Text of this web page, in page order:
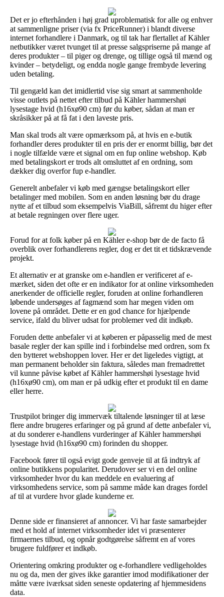
Det er jo efterhånden i høj grad uproblematisk for alle og enhver
at sammenligne priser (via fx PriceRunner) i blandt diverse
internet forhandlere i Danmark, og til tak har flertallet af Kähler
netbutikker været tvunget til at presse salgspriserne på mange af
deres produkter – til piger og drenge, og tillige også til mænd og
kvinder – betydeligt, og endda nogle gange frembyde levering
uden betaling.
Til gengæld kan det imidlertid vise sig smart at sammenholde
visse outlets på nettet efter tilbud på Kähler hammershøi
lysestage hvid (h16xø90 cm) før du køber, sådan at man er
skråsikker på at få fat i den laveste pris.
Man skal trods alt være opmærksom på, at hvis en e-butik
forhandler deres produkter til en pris der er enormt billig, bør det
i nogle tilfælde være et signal om en fup online webshop. Køb
med betalingskort er trods alt omsluttet af en ordning, som
dækker dig overfor fup e-handler.
Generelt anbefaler vi køb med gængse betalingskort eller
betalinger med mobilen. Som en anden løsning bør du drage
nytte af et tilbud som eksempelvis ViaBill, såfremt du higer efter
at betale regningen over flere uger.
Forud for at folk køber på en Kähler e-shop bør de de facto få
overblik over forhandlerens regler, dog er det tit et tidskrævende
projekt.
Et alternativ er at granske om e-handlen er verificeret af e-
mærket, siden det ofte er en indikator for at online virksomheden
anerkender de officielle regler, foruden at online forhandleren
løbende undersøges af fagmænd som har megen viden om
lovene på området. Dette er en god chance for hjælpende
service, ifald du bliver udsat for problemer ved dit indkøb.
Foruden dette anbefaler vi at køberen er påpasselig med de mest
basale regler der kan spille ind i forbindelse med ordren, som fx
den bytteret webshoppen lover. Her er det ligeledes vigtigt, at
man permanent beholder sin faktura, således man fremadrettet
vil kunne påvise købet af Kähler hammershøi lysestage hvid
(h16xø90 cm), om man er på udkig efter et produkt til en dame
eller herre.
Trustpilot bringer dig immervæk tiltalende løsninger til at læse
flere andre brugeres erfaringer og på grund af dette anbefaler vi,
at du sonderer e-handlens vurderinger af Kähler hammershøi
lysestage hvid (h16xø90 cm) forinden du shopper.
Facebook fører til også evigt gode genveje til at få indtryk af
online butikkens popularitet. Derudover ser vi en del online
virksomheder hvor du kan meddele en evaluering af
virksomhedens service, som på samme måde kan drages fordel
af til at vurdere hvor glade kunderne er.
Denne side er finansieret af annoncer. Vi har faste samarbejder
med et hold af internet virksomheder idet vi præsenterer
firmaernes tilbud, og opnår godtgørelse såfremt en af vores
brugere fuldfører et indkøb.
Orientering omkring produkter og e-forhandlere vedligeholdes
nu og da, men der gives ikke garantier imod modifikationer der
måtte være iværksat siden seneste opdatering af hjemmesidens
data.